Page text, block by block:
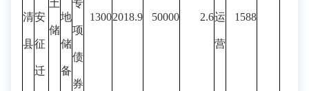
清
县
安
征
迁
土
储
地
储
备
专
项
债
券
13002018.9 50000 2.6运
营
1588